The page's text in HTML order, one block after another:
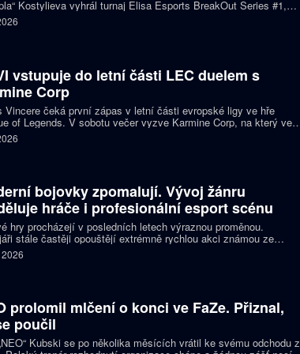
Kostylieva vyhrál turnaj Elisa Esports BreakOut Series #1,
finále porazil ENCE 2:0. Rozhodující mapa dospěla do
v němž ukrajinská hvězda předvedla klíčovou akci.
vstupuje do letní části LEC duelem s
Corp
Vincere čeká první zápas v letní části evropské ligy ve hře
of Legends. V sobotu večer vyzve Karmine Corp, na který ve
předchozích vzájemných sériích nestačil. Oba celky zároveň
o jedno ze tří míst na letošním světovém šampionátu.
bojovky zpomalují. Vývoj žánru
hráče i profesionální esport scénu
hry procházejí v posledních letech výraznou proměnou.
stále častěji opouštějí extrémně rychlou akci známou ze
klasik a snaží se vytvářet přístupnější tituly pro širší publikum
diváky. Ne všichni hráči jsou ale z tohoto směru nadšení a
prolomil mlčení o konci ve FaZe. Přiznal,
poučil
Kubski se po několika měsících vrátil ke svému odchodu z